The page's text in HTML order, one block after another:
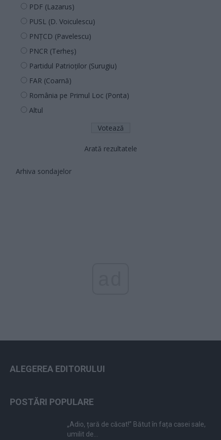
PDF (Lazarus)
PUSL (D. Voiculescu)
PNȚCD (Pavelescu)
PNCR (Terheș)
Partidul Patrioților (Surugiu)
FAR (Coarnă)
România pe Primul Loc (Ponta)
Altul
Arată rezultatele
Arhiva sondajelor
ALEGEREA EDITORULUI
POSTĂRI POPULARE
„Adio, țară de căcat!” Bătut în fața casei sale,
umilit de...